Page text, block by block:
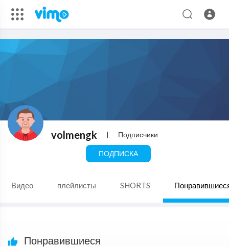
volmengk | Подписчики
ПОДПИСКА
Видео плейлисты SHORTS
Понравившиеся